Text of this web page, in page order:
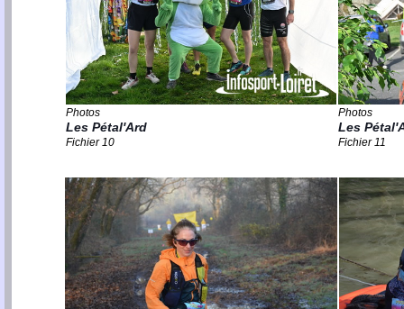
Photos
Les Pétal'Ard
Fichier 10
Photos
Les
Fichier 11